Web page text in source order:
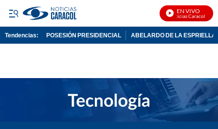
EN VIVO
Noticias Caracol En
Tendencias: POSESIÓN PRESIDENCIAL ABELARDO DE LA ESPRIELLA